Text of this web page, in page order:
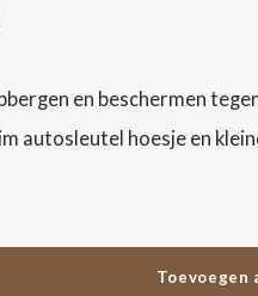
en beschermen
autosleutel hoesje en
Toevoegen